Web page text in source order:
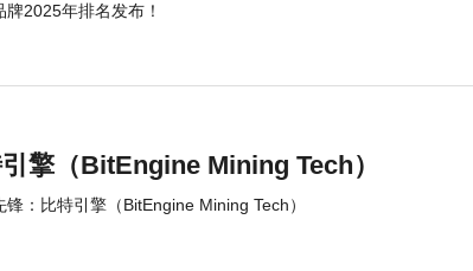
2025年排名发布！
擎（BitEngine Mining Tech）
：比特引擎（BitEngine Mining Tech）